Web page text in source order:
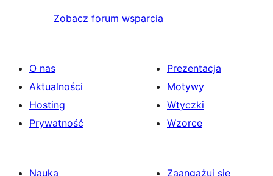
Zobacz forum wsparcia
O nas
Aktualności
Hosting
Prywatność
Prezentacja
Motywy
Wtyczki
Wzorce
Nauka
Zaangażuj się